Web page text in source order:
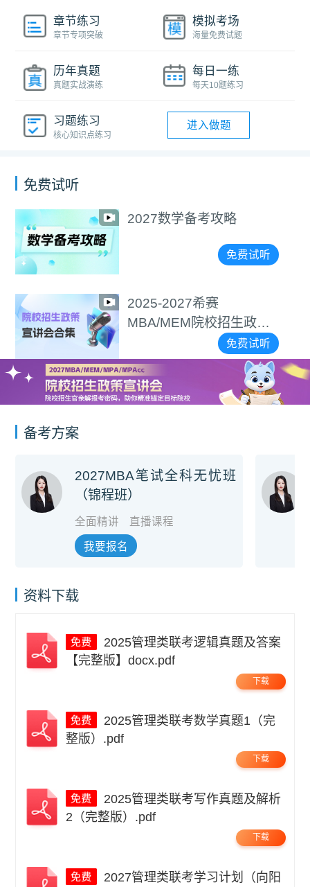
章节练习
章节专项突破
模拟考场
海量免费试题
历年真题
真题实战演练
每日一练
每天10题练习
习题练习
核心知识点练习
进入做题
免费试听
2027数学备考攻略
免费试听
2025-2027希赛
MBA/MEM院校招生政策
免费试听
备考方案
2027MBA笔试全科无忧班
（锦程班）
全面精讲 直播课程
我要报名
资料下载
【完整版】docx.pdf
下载
整版）.pdf
下载
2（完整版）.pdf
下载